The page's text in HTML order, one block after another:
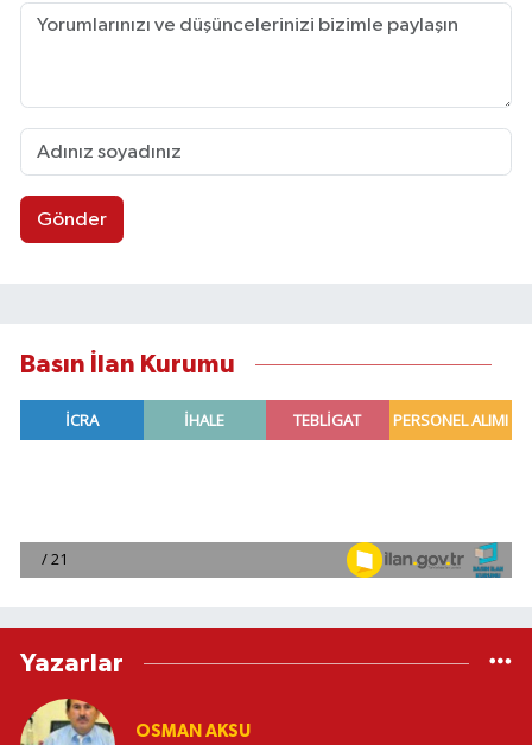
Gönder
Basın İlan Kurumu
Yazarlar
OSMAN AKSU